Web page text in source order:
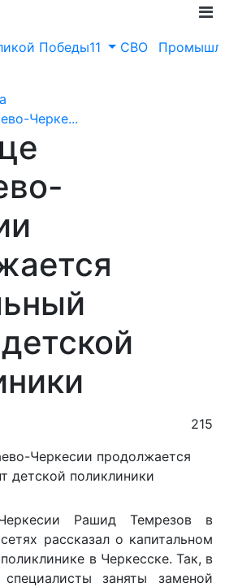
Победы11 СВО
Черке...
215
Черкесии Рашид Темрезов в
рассказал о капитальном
в Черкесске. Так, в
заняты заменой